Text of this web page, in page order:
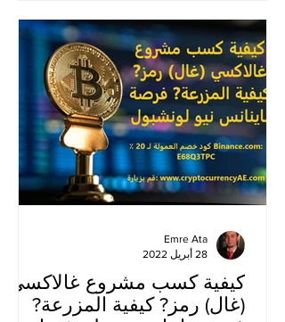
كيفية كسب مشروع غالاكسي
(غال) رمز? كيفية المزرعة?
Emre Ata
28 أبريل 2022